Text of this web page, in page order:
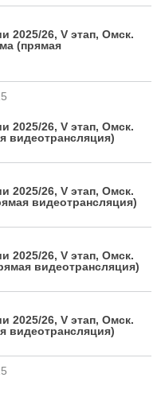
2025/26, V этап, Омск.
(прямая
2025/26, V этап, Омск.
видеотрансляция)
2025/26, V этап, Омск.
видеотрансляция)
2025/26, V этап, Омск.
видеотрансляция)
2025/26, V этап, Омск.
видеотрансляция)